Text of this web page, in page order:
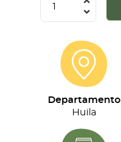
Especial
(500g)
cantidad
Departamento
Huila